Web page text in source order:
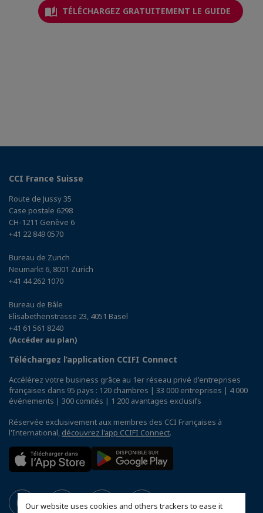
Our website uses cookies and others trackers to ease it
TÉLÉCHARGEZ GRATUITEMENT LE GUIDE
CCI France Suisse
Route de Jussy 35
Case postale 6298
CH-1211 Genève 6
+41 22 849 0570
Bureau de Zurich
Neumarkt 6, 8001 Zürich
+41 44 262 1070
Bureau de Bâle
Elisabethenstrasse 23, 4051 Basel
+41 61 561 8240
(Accéder au plan)
Téléchargez l’application CCIFI Connect
Accélérez votre business grâce au 1er réseau privé d'entreprises
françaises dans 95 pays : 120 chambres | 33 000 entreprises | 4 000
événements | 300 comités | 1 200 avantages exclusifs
Réservée exclusivement aux membres des CCI Françaises à
l'International, découvrez l'app CCIFI Connect.